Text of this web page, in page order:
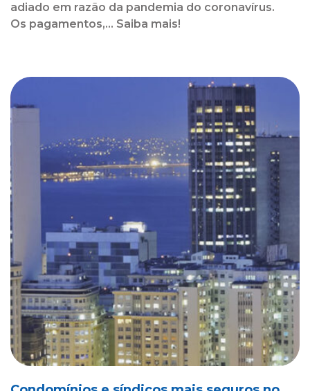
adiado em razão da pandemia do coronavírus.
Os pagamentos,... Saiba mais!